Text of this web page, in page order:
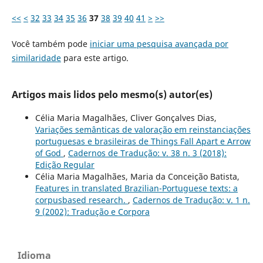
<< < 32 33 34 35 36 37 38 39 40 41 > >>
Você também pode iniciar uma pesquisa avançada por
similaridadepara este artigo.
Artigos mais lidos pelo mesmo(s) autor(es)
Célia Maria Magalhães, Cliver Gonçalves Dias,
Variações semânticas de valoração em reinstanciações
portuguesas e brasileiras de Things Fall Apart e Arrow
of God , Cadernos de Tradução: v. 38 n. 3 (2018):
Edição Regular
Célia Maria Magalhães, Maria da Conceição Batista,
Features in translated Brazilian-Portuguese texts: a
corpusbased research. , Cadernos de Tradução: v. 1 n.
9 (2002): Tradução e Corpora
Idioma